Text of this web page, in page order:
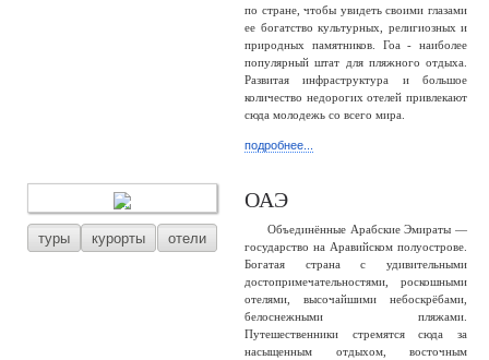
по стране, чтобы увидеть своими глазами
ее богатство культурных, религиозных и
природных памятников. Гоа - наиболее
популярный штат для пляжного отдыха.
Развитая инфраструктура и большое
количество недорогих отелей привлекают
сюда молодежь со всего мира.
подробнее...
туры курорты отели
ОАЭ
Объединённые Арабские Эмираты —
государство на Аравийском полуострове.
Богатая страна с удивительными
достопримечательностями, роскошными
отелями, высочайшими небоскрёбами,
белоснежными пляжами.
Путешественники стремятся сюда за
насыщенным отдыхом, восточным